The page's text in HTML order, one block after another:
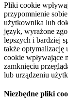
Pliki cookie
przypomnienie
użytkownika lub
język, wyrażone
lepszych i bardziej
także
cookie wpływające
zamknięciu
lub urządzeniu
Niezbędne pliki